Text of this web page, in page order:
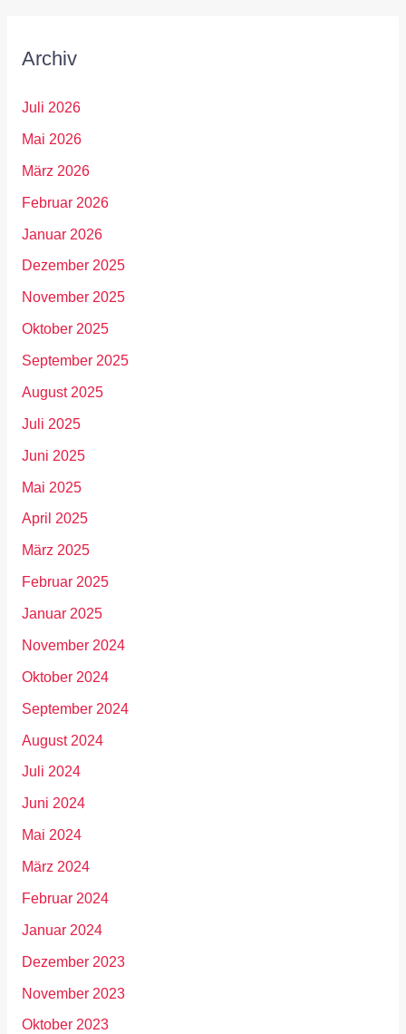
Archiv
Juli 2026
Mai 2026
März 2026
Februar 2026
Januar 2026
Dezember 2025
November 2025
Oktober 2025
September 2025
August 2025
Juli 2025
Juni 2025
Mai 2025
April 2025
März 2025
Februar 2025
Januar 2025
November 2024
Oktober 2024
September 2024
August 2024
Juli 2024
Juni 2024
Mai 2024
März 2024
Februar 2024
Januar 2024
Dezember 2023
November 2023
Oktober 2023